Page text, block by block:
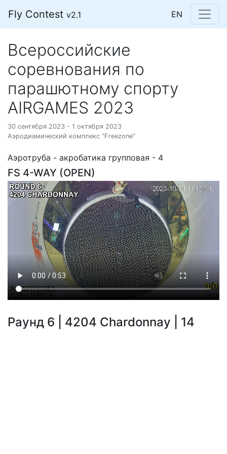
Fly Contest v2.1 EN
Всероссийские
соревнования по
парашютному спорту
AIRGAMES 2023
30 сентября 2023 - 1 октября 2023
Аэродиамический комплекс "Freezone"
Аэротруба - акробатика групповая - 4
FS 4-WAY (OPEN)
Раунд 6 | 4204 Chardonnay | 14